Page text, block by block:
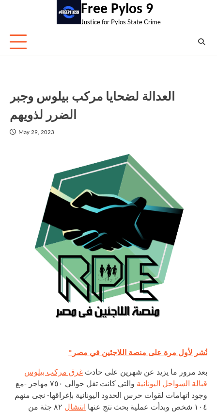
Free Pylos 9
Justice for Pylos State Crime
العدالة لضحايا مركب بيلوس وجبر
الضرر لذويهم
May 29, 2023
*نُشر لأول مرة على منصة اللاجئين في مصر
بعد مرور ما يزيد عن شهرين على حادث غرق مركب بيلوس
قبالة السواحل اليونانية
والتي كانت تقل حوالي ٧٥٠ مهاجر -مع
وجود اتهامات لقوات حرس الحدود اليونانية بإغراقها- نجى منهم
١٠٤ شخص وبدأت عملية بحث نتج عنها
انتشال
٨٢ جثة من